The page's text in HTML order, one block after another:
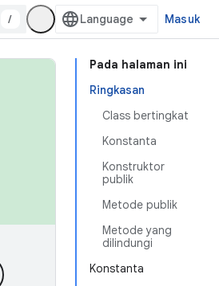
/ Masuk
Pada halaman ini
Ringkasan
Class bertingkat
Konstanta
Konstruktor
publik
Metode publik
Metode yang
dilindungi
Konstanta